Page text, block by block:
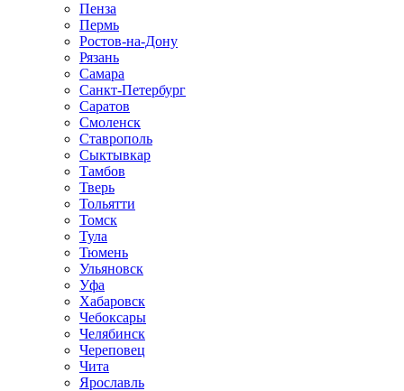
Пенза
Пермь
Ростов-на-Дону
Рязань
Самара
Санкт-Петербург
Саратов
Смоленск
Ставрополь
Сыктывкар
Тамбов
Тверь
Тольятти
Томск
Тула
Тюмень
Ульяновск
Уфа
Хабаровск
Чебоксары
Челябинск
Череповец
Чита
Ярославль